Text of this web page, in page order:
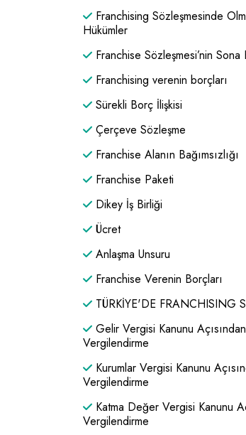
Franchising Sözleşmesinde
Hükümler
Franchise Sözleşmesi’nin Sona
Franchising verenin borçları
Sürekli Borç İlişkisi
Çerçeve Sözleşme
Franchise Alanın Bağımsızlığı
Franchise Paketi
Dikey İş Birliği
Ücret
Anlaşma Unsuru
Franchise Verenin Borçları
TÜRKİYE'DE FRANCHISING
Gelir Vergisi Kanunu Açısından
Vergilendirme
Kurumlar Vergisi Kanunu
Vergilendirme
Katma Değer Vergisi Kanunu
Vergilendirme